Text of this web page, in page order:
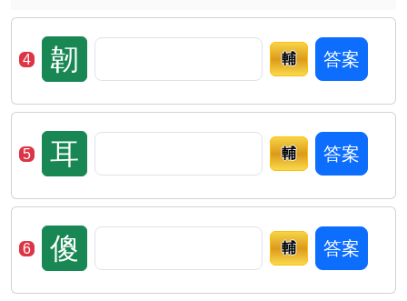
4 韌 輔 答案
5 耳 輔 答案
6 傻 輔 答案